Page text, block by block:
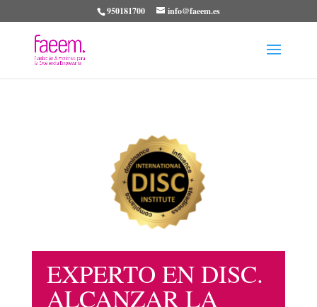
950181700 info@faeem.es
EXPERTO EN DISC.
ALCANZAR LA